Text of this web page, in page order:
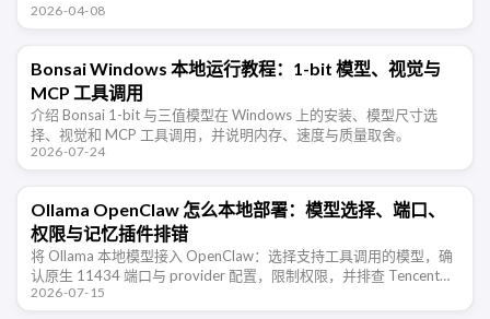
2026-04-08
Bonsai Windows 本地运行教程：1-bit 模型、视觉与
MCP 工具调用
介绍 Bonsai 1-bit 与三值模型在 Windows 上的安装、模型尺寸选
择、视觉和 MCP 工具调用，并说明内存、速度与质量取舍。
2026-07-24
Ollama OpenClaw 怎么本地部署：模型选择、端口、
权限与记忆插件排错
将 Ollama 本地模型接入 OpenClaw：选择支持工具调用的模型，确
认原生 11434 端口与 provider 配置，限制权限，并排查 TencentDB
Agent Memory 的长期记 …
2026-07-15